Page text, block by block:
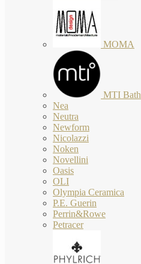
MOMA
MTI Bath
Nea
Neutra
Newform
Nicolazzi
Noken
Novellini
Oasis
OLI
Olympia Ceramica
P.E. Guerin
Perrin&Rowe
Petracer